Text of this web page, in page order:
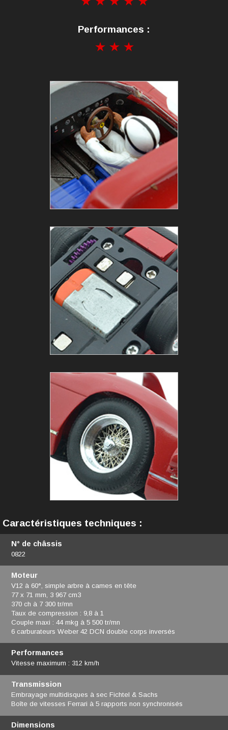
Performances :
Caractéristiques techniques :
N° de châssis
0822
Moteur
V12 à 60°, simple arbre à cames en tête
77 x 71 mm, 3 967 cm3
370 ch à 7 300 tr/mn
Taux de compression : 9,8 à 1
Couple maxi : 44 mkg à 5 500 tr/mn
6 carburateurs Weber 42 DCN double corps inversés
Performances
Vitesse maximum : 312 km/h
Transmission
Embrayage multidisques à sec Fichtel & Sachs
Boîte de vitesses Ferrari à 5 rapports non synchronisés
Dimensions